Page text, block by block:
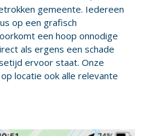
gemeente. Iedereen
op een grafisch
een hoop onnodige
als ergens een schade
ervoor staat. Onze
locatie ook alle relevante